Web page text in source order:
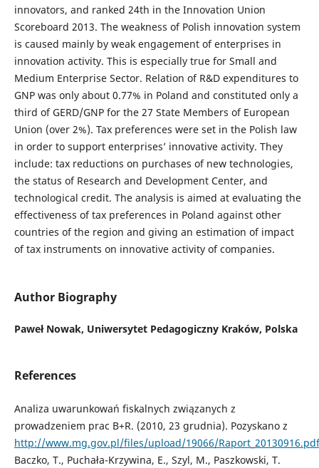
innovators, and ranked 24th in the Innovation Union
Scoreboard 2013. The weakness of Polish innovation system
is caused mainly by weak engagement of enterprises in
innovation activity. This is especially true for Small and
Medium Enterprise Sector. Relation of R&D expenditures to
GNP was only about 0.77% in Poland and constituted only a
third of GERD/GNP for the 27 State Members of European
Union (over 2%). Tax preferences were set in the Polish law
in order to support enterprises’ innovative activity. They
include: tax reductions on purchases of new technologies,
the status of Research and Development Center, and
technological credit. The analysis is aimed at evaluating the
effectiveness of tax preferences in Poland against other
countries of the region and giving an estimation of impact
of tax instruments on innovative activity of companies.
Author Biography
Paweł Nowak, Uniwersytet Pedagogiczny Kraków, Polska
References
Analiza uwarunkowań fiskalnych związanych z
prowadzeniem prac B+R. (2010, 23 grudnia). Pozyskano z
http://www.mg.gov.pl/files/upload/19066/Raport_20130916.pdf
Baczko, T., Puchała-Krzywina, E., Szyl, M., Paszkowski, T.